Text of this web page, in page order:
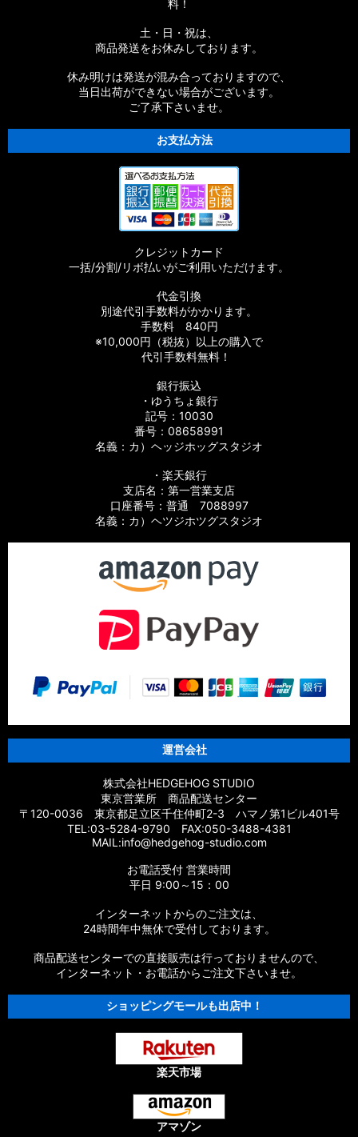
料！
土・日・祝は、
商品発送をお休みしております。
休み明けは発送が混み合っておりますので、
当日出荷ができない場合がございます。
ご了承下さいませ。
お支払方法
クレジットカード
一括/分割/リボ払いがご利用いただけます。
代金引換
別途代引手数料がかかります。
手数料 840円
※10,000円（税抜）以上の購入で
代引手数料無料！
銀行振込
・ゆうちょ銀行
記号：10030
番号：08658991
名義：カ）ヘッジホッグスタジオ
・楽天銀行
支店名：第一営業支店
口座番号：普通 7088997
名義：カ）ヘツジホツグスタジオ
運営会社
株式会社HEDGEHOG STUDIO
東京営業所 商品配送センター
〒120-0036 東京都足立区千住仲町2-3 ハマノ第1ビル401号
TEL:03-5284-9790 FAX:050-3488-4381
MAIL:info@hedgehog-studio.com
お電話受付 営業時間
平日 9:00～15：00
インターネットからのご注文は、
24時間年中無休で受付しております。
商品配送センターでの直接販売は行っておりませんので、
インターネット・お電話からご注文下さいませ。
ショッピングモールも出店中！
楽天市場
アマゾン